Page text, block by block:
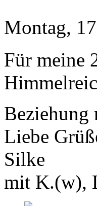
Montag,
Für meine
Liebe
Silke
mit K.(w),